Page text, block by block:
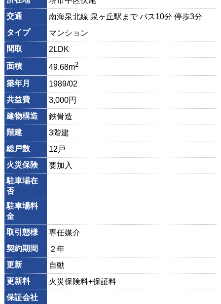
交通
南海泉北線 泉ヶ丘駅まで バス10分 停歩3分
タイプ
マンション
間取
2LDK
面積
49.68m2
築年月
1989/02
共益費
3,000円
建物構造
鉄骨造
階建
3階建
総戸数
12戸
火災保険
要加入
駐車場在
否
駐車場料
金
取引態様
専任媒介
契約期間
２年
更新
自動
更新料
火災保険料+保証料
保証会社